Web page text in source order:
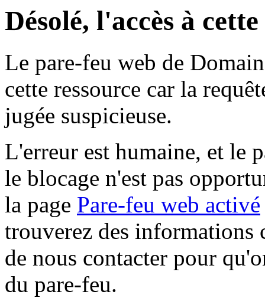
Désolé, l'accès à
Le pare-feu web de
cette ressource car la
jugée suspicieuse.
L'erreur est humaine, et le
le blocage n'est pas
la page Pare-feu web activé
trouverez des informations
de nous contacter pour
du pare-feu.